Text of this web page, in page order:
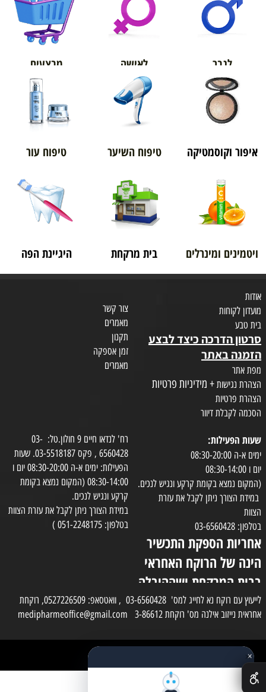
אורטופדיה
לגבר לאישה מבצעים
איפור וקוסמטיקה טיפוח השיער טיפוח עור
ויטמינים ומינרלים בית מרקחת היגיינת הפה
אודות
מועדון לקוחות
בית טבע
סרטון הדרכה כיצד לבצע
הזמנה באתר
מפת אתר
הצהרת נגישות + מידיניות פרטיות
הצהרת פרטיות
הסכמה לקבלת דיוור
צור קשר
מאמרים
תקנון
זמן אספקה
מאמרים
שעות הפעילות:
ימים א-ה 08:30-20:00
יום ו 08:30-14:00
(המקום נמצא בקומת קרקע ונגיש לנכים.
במידת הצורך ניתן לקבל את עזרת
הצוות
בטלפון: 03-6560428
אחריות הספקת התכשיר
הינה של הרוקח האחראי
בבית המרקחת ושההובלה
בפועל תעשה בעזרת
השליח
רח' לנדאו חיים 9 חולון.טל: 03-
6560428 , פקס 03-5518187. שעות
הפעילות: ימים א-ה 08:30-20:00 יום ו
08:30-14:00 (המקום נמצא בקומת
קרקע ונגיש לנכים.
במידת הצורך ניתן לקבל את עזרת הצוות
בטלפון: 051-2248175 )
לייעוץ עם רוקח נא לחייג למס' 03-6560428 , וואטסאפ: 0527226509, רוקחת
אחראית נייזוב אילנה מס' רוקחת 3-86612 medipharmeoffice@gmail.com
✕×